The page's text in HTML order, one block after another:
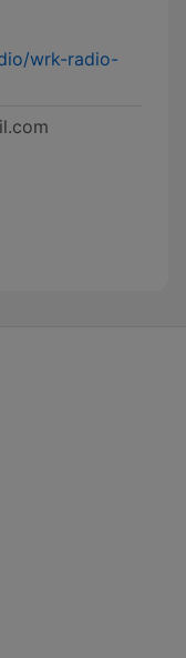
wrk-radio-